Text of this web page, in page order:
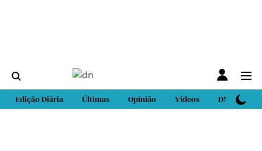
Edição Diária Últimas Opinião Vídeos DN Sport